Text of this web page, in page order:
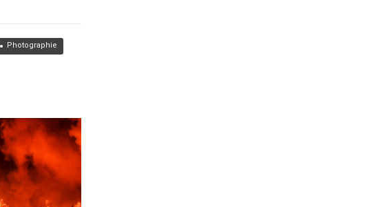
Photographie